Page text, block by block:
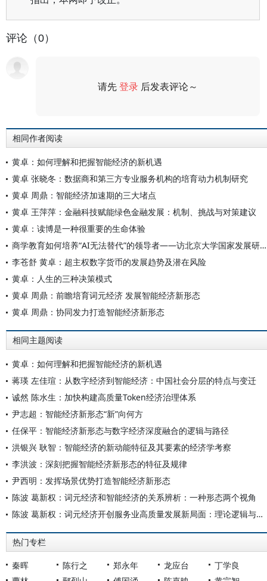
评论（0）
请先登录 后发表评论～
相同作者阅读
黄卓：如何理解和把握智能经济的新机遇
黄卓 张晓冬：数据商和第三方专业服务机构的培育动力机制研究
黄卓 周鼎：智能经济加速期的三大堵点
黄卓 王萍萍：金融科技赋能绿色金融发展：机制、挑战与对策建议
黄卓：读博是一种很重要的生命体验
商学教育如何培养“AI无法替代”的领导者——访北京大学国家发展研究院副院长、教授黄卓
李苍舒 黄卓：超主权数字货币的发展趋势及潜在风险
黄卓：人生的三种决策模式
黄卓 周鼎：前瞻培育词元经济 发展智能经济新形态
黄卓 周鼎：协同发力打造智能经济新形态
相同主题阅读
黄卓：如何理解和把握智能经济的新机遇
蒋瑛 左佳瑄：从数字经济到智能经济：中国社会分层的特点与变迁
诚然 陈水生：加快构建高质量Token经济治理体系
尹志超：智能经济新形态“新”向何方
任保平：智能经济新形态与数字经济深度融合的逻辑与路径
洪银兴 耿智：智能经济的新动能特征及其要素的经济学考察
李洪波：深刻把握智能经济新形态的特征及规律
尹西明：发挥场景优势打造智能经济新形态
陈波 葛新权：词元经济和智能经济的关系辨析：一种形态两个视角
陈波 葛新权：词元经济开创服务业高质量发展新局面：理论逻辑与实践路径
热门专栏
秦晖 陈行之 郑永年 龙应台
丁学良